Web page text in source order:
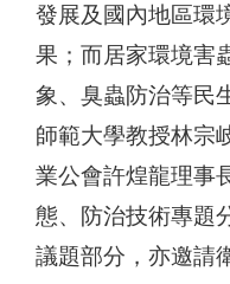
發展及國內地區環
果；而居家環境害
象、臭蟲防治等民
師範大學教授林宗
業公會許煌龍理事
態、防治技術專題
議題部分，亦邀請